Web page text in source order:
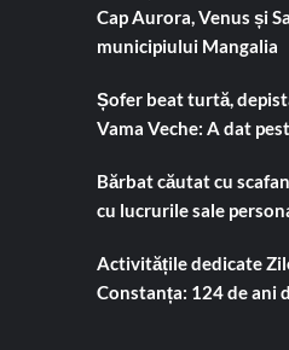
Cap Aurora, Venus și
municipiului Mangalia
Șofer beat turtă,
Vama Veche: A dat
Bărbat căutat cu
cu lucrurile sale
Activitățile dedicate
Constanța: 124 de ani